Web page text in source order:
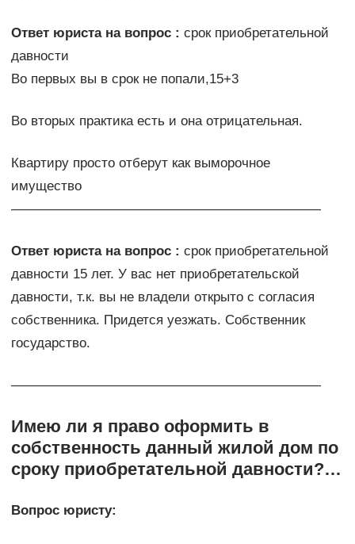
Ответ юриста на вопрос : срок приобретательной
давности
Во первых вы в срок не попали,15+3
Во вторых практика есть и она отрицательная.
Квартиру просто отберут как выморочное
имущество
———————————————————————
Ответ юриста на вопрос : срок приобретательной
давности 15 лет. У вас нет приобретательской
давности, т.к. вы не владели открыто с согласия
собственника. Придется уезжать. Собственник
государство.
———————————————————————
Имею ли я право оформить в
собственность данный жилой дом по
сроку приобретательной давности?…
Вопрос юристу: